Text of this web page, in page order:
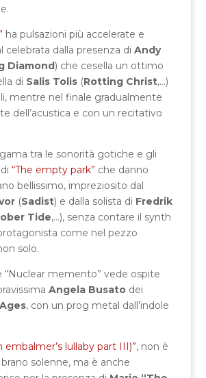
ha pulsazioni più accelerate e
celebrata dalla presenza di Andy
Diamond) che cesella un ottimo
di Salis Tolis(Rotting Christ,…)
mentre nel finale gradualmente
dell’acustica e con un recitativo
tra le sonorità gotiche e gli
“The empty park” che danno
bellissimo, impreziosito dal
(Sadist) e dalla solista di Fredrik
Tide,…), senza contare il synth
come nel pezzo
solo.
“Nuclear memento” vede ospite
Angela Busatodei
, con un prog metal dall’indole
embalmer’s lullaby part III)”, non è
solenne, ma è anche